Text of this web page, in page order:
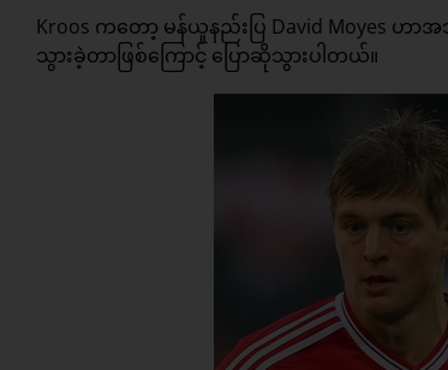
Kroos ကတော့ မန်ယူနည်းပြ David Moyes ဟ
သွားခဲ့တာဖြစ်ကြောင့် ပြောဆိုသွားပါတယ်။